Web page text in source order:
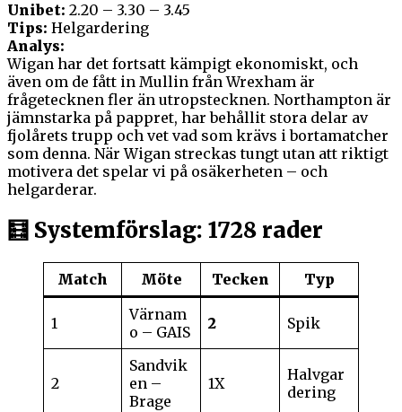
Unibet: 2.20 – 3.30 – 3.45
Tips: Helgardering
Analys:
Wigan har det fortsatt kämpigt ekonomiskt, och
även om de fått in Mullin från Wrexham är
frågetecknen fler än utropstecknen. Northampton är
jämnstarka på pappret, har behållit stora delar av
fjolårets trupp och vet vad som krävs i bortamatcher
som denna. När Wigan streckas tungt utan att riktigt
motivera det spelar vi på osäkerheten – och
helgarderar.
🧮 Systemförslag: 1728 rader
Match Möte Tecken Typ
1
Värnam
o – GAIS
2 Spik
2
Sandvik
en –
Brage
1X
Halvgar
dering